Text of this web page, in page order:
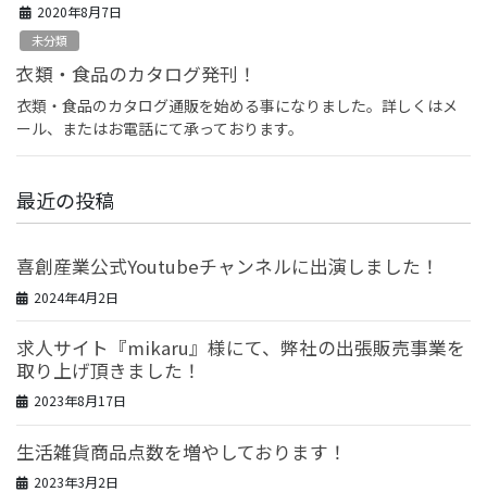
2020年8月7日
未分類
衣類・食品のカタログ発刊！
衣類・食品のカタログ通販を始める事になりました。詳しくはメ
ール、またはお電話にて承っております。
最近の投稿
喜創産業公式Youtubeチャンネルに出演しました！
2024年4月2日
求人サイト『mikaru』様にて、弊社の出張販売事業を
取り上げ頂きました！
2023年8月17日
生活雑貨商品点数を増やしております！
2023年3月2日